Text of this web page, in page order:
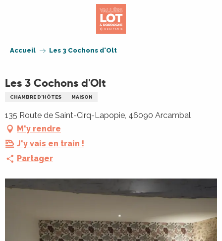
Accueil Les 3 Cochons d'Olt
Les 3 Cochons d'Olt
CHAMBRE D'HÔTES MAISON
135 Route de Saint-Cirq-Lapopie, 46090 Arcambal
M'y rendre
J'y vais en train !
Partager